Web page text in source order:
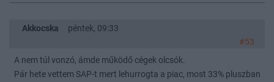
Akkocska
péntek, 09:33
#53
A nem túl vonzó, ámde működő cégek olcsók.
Pár hete vettem SAP-t mert lehurrogta a piac, most 33% pluszban